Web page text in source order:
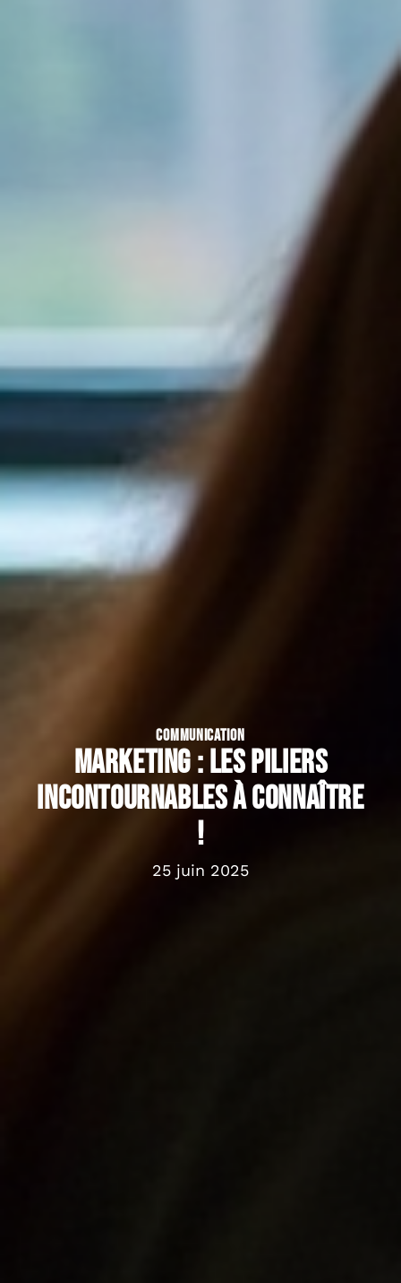
COMMUNICATION
Marketing : les piliers
incontournables à connaître
!
25 juin 2025